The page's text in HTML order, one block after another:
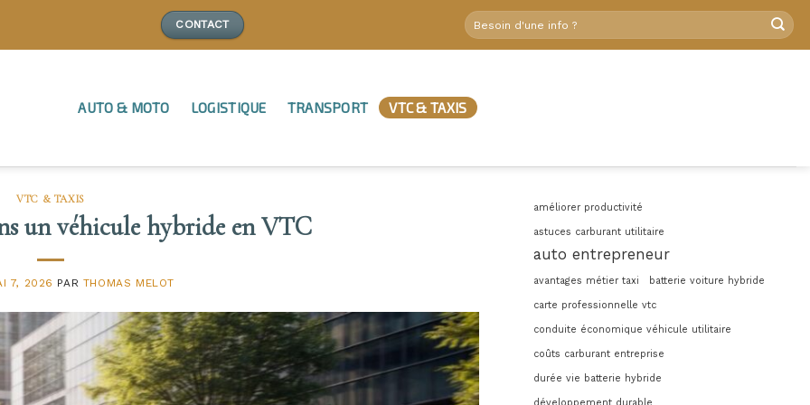
CONTACT
AUTO & MOTO LOGISTIQUE TRANSPORT VTC & TAXIS
VTC & TAXIS
un véhicule hybride en VTC
7, 2026 PAR THOMAS MELOT
améliorer productivité
astuces carburant utilitaire
auto entrepreneur
avantages métier taxi batterie voiture hybride
carte professionnelle vtc
conduite économique véhicule utilitaire
coûts carburant entreprise
durée vie batterie hybride